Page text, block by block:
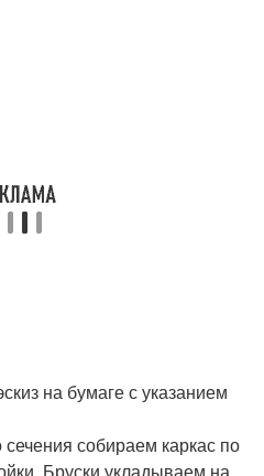
на бумаге с указанием
собираем каркас по